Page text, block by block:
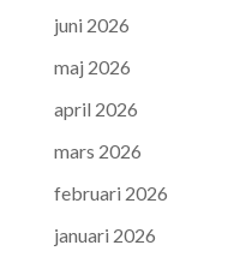
juni 2026
maj 2026
april 2026
mars 2026
februari 2026
januari 2026